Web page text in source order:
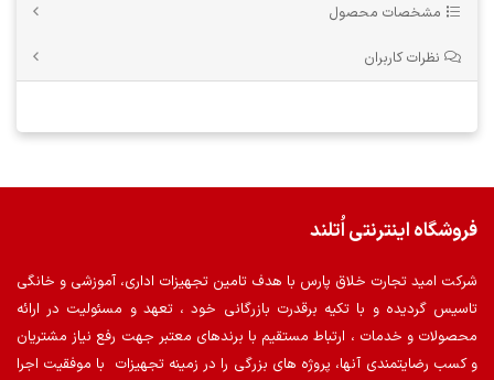
مشخصات محصول
نظرات کاربران
فروشگاه اینترنتی اُتلند
شرکت امید تجارت خلاق پارس با هدف تامین تجهیزات اداری، آموزشی و خانگی
تاسیس گردیده و با تکیه برقدرت بازرگانی خود ، تعهد و مسئولیت در ارائه
محصولات و خدمات ، ارتباط مستقیم با برندهای معتبر جهت رفع نیاز مشتریان
و کسب رضایتمندی آنها، پروژه های بزرگی را در زمینه تجهیزات با موفقیت اجرا